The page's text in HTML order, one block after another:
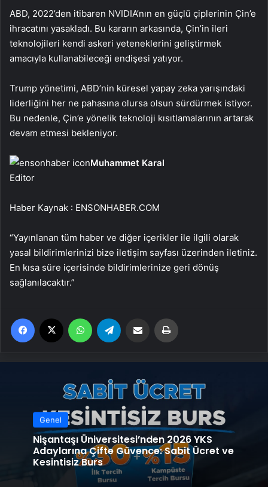
ABD, 2022’den itibaren NVIDIA’nın en güçlü çiplerinin Çin’e
ihracatını yasakladı. Bu kararın arkasında, Çin’in ileri
teknolojileri kendi askeri yeteneklerini geliştirmek
amacıyla kullanabileceği endişesi yatıyor.
Trump yönetimi, ABD’nin küresel yapay zeka yarışındaki
liderliğini her ne pahasına olursa olsun sürdürmek istiyor.
Bu nedenle, Çin’e yönelik teknoloji kısıtlamalarının artarak
devam etmesi bekleniyor.
Muhammet Karal
Editor
Haber Kaynak : ENSONHABER.COM
“Yayınlanan tüm haber ve diğer içerikler ile ilgili olarak
yasal bildirimlerinizi bize iletişim sayfası üzerinden iletiniz.
En kısa süre içerisinde bildirimlerinize geri dönüş
sağlanılacaktır.”
Facebook WhatsApp Email'den paylaş
Genel
Nişantaşı Üniversitesi’nden 2026 YKS
Adaylarına Çifte Güvence: Sabit Ücret ve
Kesintisiz Burs